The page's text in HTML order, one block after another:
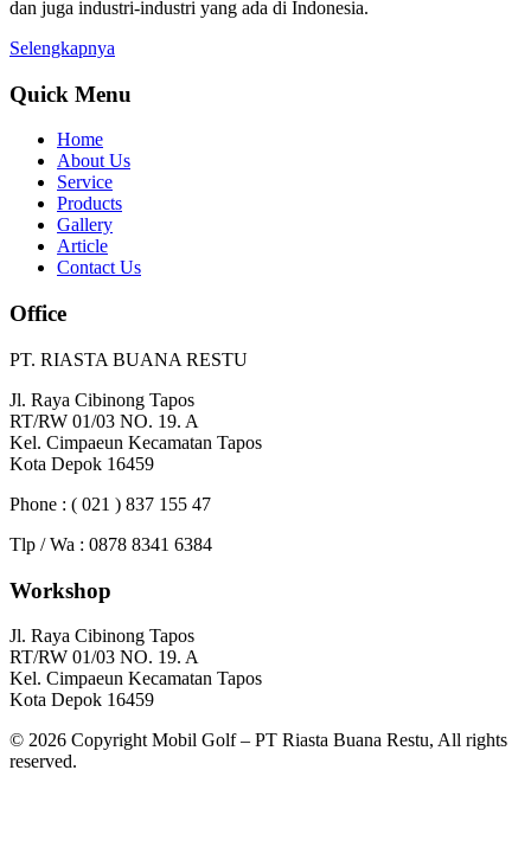
dan juga industri-industri yang ada di Indonesia.
Selengkapnya
Quick Menu
Home
About Us
Service
Products
Gallery
Article
Contact Us
Office
PT. RIASTA BUANA RESTU
Jl. Raya Cibinong Tapos
RT/RW 01/03 NO. 19. A
Kel. Cimpaeun Kecamatan Tapos
Kota Depok 16459
Phone : ( 021 ) 837 155 47
Tlp / Wa : 0878 8341 6384
Workshop
Jl. Raya Cibinong Tapos
RT/RW 01/03 NO. 19. A
Kel. Cimpaeun Kecamatan Tapos
Kota Depok 16459
© 2026 Copyright Mobil Golf – PT Riasta Buana Restu, All rights
reserved.